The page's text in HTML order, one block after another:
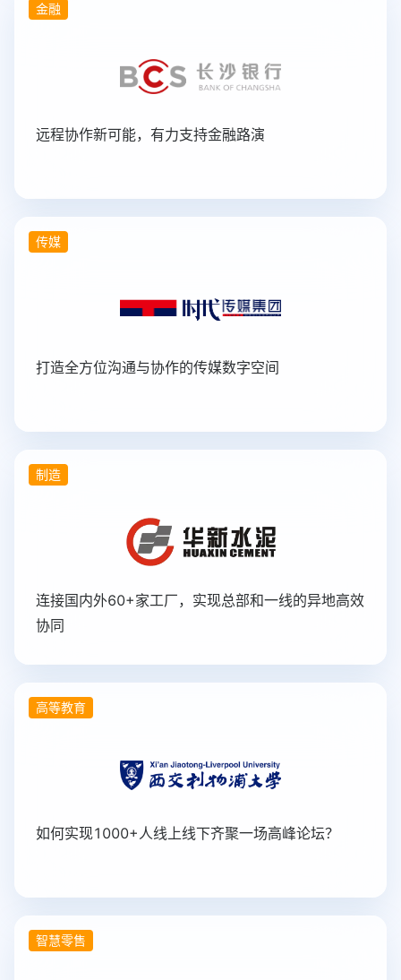
金融
远程协作新可能，有力支持金融路演
传媒
打造全方位沟通与协作的传媒数字空间
制造
连接国内外60+家工厂，实现总部和一线的异地高效
协同
高等教育
如何实现1000+人线上线下齐聚一场高峰论坛？
智慧零售